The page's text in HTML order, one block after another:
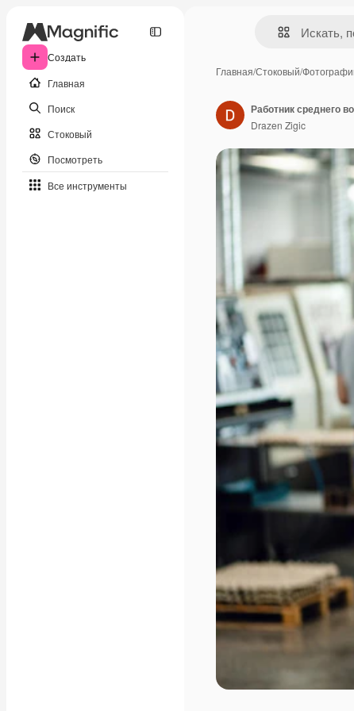
Создать
Главная
Поиск
Стоковый
Посмотреть
Все инструменты
Главная/Стоковый/
Drazen Zigic